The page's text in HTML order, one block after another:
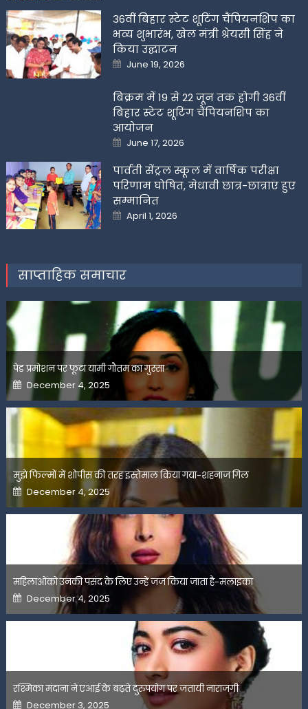
36वीं बिहार स्टेट शूटिंग चैंपियनशिप का
भव्य शुभारंभ, खेल मंत्री श्रेयसी सिंह ने
किया उद्घाटन
Posted
on
June 19, 2026
बिक्रम में 19 से 22 जून तक होगी 36वीं
बिहार स्टेट शूटिंग चैंपियनशिप का
आयोजन
Posted
on
June 17, 2026
पार्वती सेंट्रल स्कूल में वार्षिक परीक्षा
परिणाम घोषित, मेधावी छात्र-छात्राएं हुए
सम्मानित
Posted
on
April 1, 2026
साप्ताहिक समाचार
पेड प्रमोशन पर फूटा यामी गौतम का गुस्सा
Posted
on
December 4, 2025
मुझे फिल्मों में शोपीस की तरह इस्तेमाल किया गया-शहनाज गिल
Posted
on
December 4, 2025
महिलाओंको उनकी पसंद के लिए उन्हें जज किया जाता है-मलाइका
Posted
on
December 4, 2025
रश्मिका मंदाना ने एआई के बढ़ते दुरुपयोग पर जतायी नाराजगी
Posted
December 3, 2025